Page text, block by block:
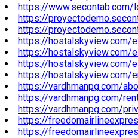
https://www.secontab.com/
https://
https://
https://hostalskyview.com/
https://hostalskyview.com/
https://hostalskyview.com/
https://hostalskyview.com/
https://vardhmanpg.com/
https://vardhmanpg.com/
https://vardhmanpg.com/
https://
https://